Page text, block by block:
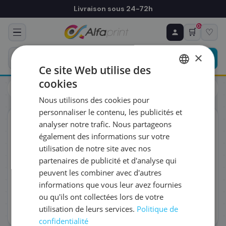
Livraison sous 24-72h
🛒
0
♡
Toutes les imprimantes
♻ COMMANDE RÉCURRENTE
Prévoyez & économisez
Programmez votre prochain achat — notre équipe
vous prépare un devis personnalisé
RÉFÉRENCE DU PRODUIT
FRÉQUENCE
QUANTITÉ PAR LIVRAISON
DATE DE PREMIÈRE LIVRAISON SOUHAITÉE
×
Ce site Web utilise des
cookies
Nous utilisons des cookies pour
personnaliser le contenu, les publicités et
analyser notre trafic. Nous partageons
également des informations sur votre
utilisation de notre site avec nos
partenaires de publicité et d'analyse qui
peuvent les combiner avec d'autres
informations que vous leur avez fournies
ou qu'ils ont collectées lors de votre
utilisation de leurs services. Politique de
confidentialité